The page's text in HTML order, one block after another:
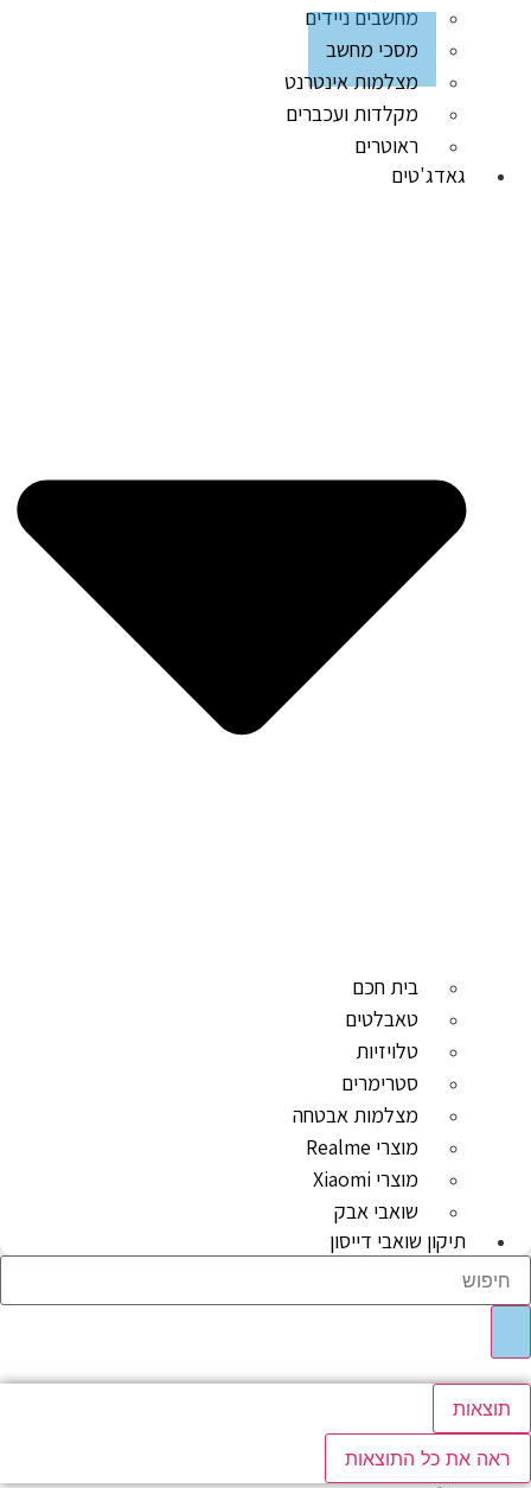
מחשבים ניידים
מסכי מחשב
מצלמות אינטרנט
מקלדות ועכברים
ראוטרים
גאדג'טים
בית חכם
טאבלטים
טלויזיות
סטרימרים
מצלמות אבטחה
מוצרי Realme
מוצרי Xiaomi
שואבי אבק
תיקון שואבי דייסון
תוצאות
ראה את כל התוצאות